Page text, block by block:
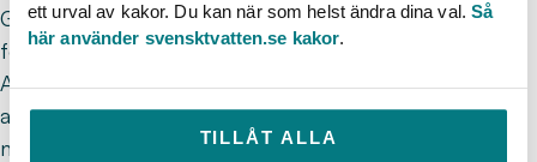
ett urval av kakor. Du kan när som helst ändra dina val.Så
här använder svensktvatten.se kakor.
TILLÅT ALLA
Genom att underteckna avsiktsförklaringen
formaliseras ett gemensamt förhållningssätt.
Avsiktsförklaringen indikerar samsyn och gemensamt
ansvar för att prioritera och fördela tillgången på
nödvändiga kemikalier där samhällsnyttan är störst